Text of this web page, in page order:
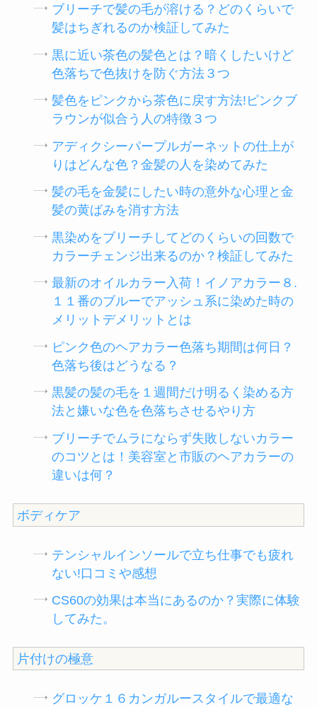
ブリーチで髪の毛が溶ける？どのくらいで
髪はちぎれるのか検証してみた
黒に近い茶色の髪色とは？暗くしたいけど
色落ちで色抜けを防ぐ方法３つ
髪色をピンクから茶色に戻す方法!ピンクブ
ラウンが似合う人の特徴３つ
アディクシーパープルガーネットの仕上が
りはどんな色？金髪の人を染めてみた
髪の毛を金髪にしたい時の意外な心理と金
髪の黄ばみを消す方法
黒染めをブリーチしてどのくらいの回数で
カラーチェンジ出来るのか？検証してみた
最新のオイルカラー入荷！イノアカラー８.
１１番のブルーでアッシュ系に染めた時の
メリットデメリットとは
ピンク色のヘアカラー色落ち期間は何日？
色落ち後はどうなる？
黒髪の髪の毛を１週間だけ明るく染める方
法と嫌いな色を色落ちさせるやり方
ブリーチでムラにならず失敗しないカラー
のコツとは！美容室と市販のヘアカラーの
違いは何？
ボディケア
テンシャルインソールで立ち仕事でも疲れ
ない!口コミや感想
CS60の効果は本当にあるのか？実際に体験
してみた。
片付けの極意
グロッケ１６カンガルースタイルで最適な